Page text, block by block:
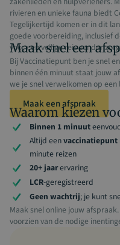
rivieren en unieke fauna biedt
Tegelijkertijd komen er in dit
goede voorbereiding, inclusief
voor een veilige reis zonder
Maak snel een
Bij Vaccinatiepunt ben je snel
binnen één minuut staat jouw
we je snel verwelkomen op
Maak een afspraak
Waarom kiezen
Binnen 1 minuut
Altijd een
minute reizen
20+ jaarervaring
LCR-geregistreerd
Geen wachtrij; je kunt
Maak snel online jouw
voorzien van de nodige